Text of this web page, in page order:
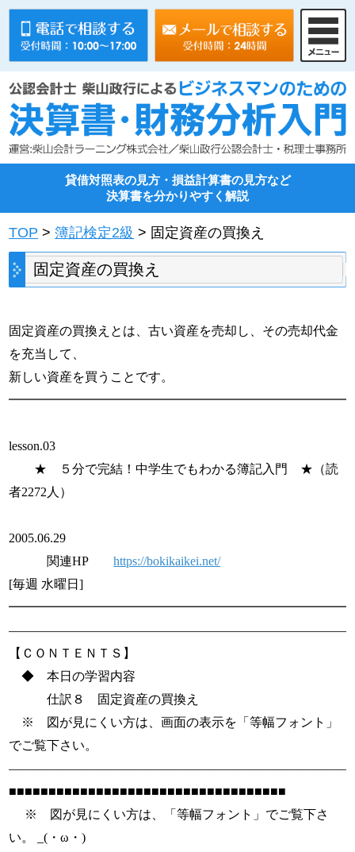
貸借対照表の見方・損益計算書の見方など
決算書を分かりやすく解説
TOP >簿記検定2級 > 固定資産の買換え
固定資産の買換え
固定資産の買換えとは、古い資産を売却し、その売却代金
を充当して、
新しい資産を買うことです。
lesson.03
★ ５分で完結！中学生でもわかる簿記入門 ★（読
者2272人）
2005.06.29
関連HPhttps://bokikaikei.net/
[毎週 水曜日]
【ＣＯＮＴＥＮＴＳ】
◆ 本日の学習内容
仕訳８ 固定資産の買換え
※ 図が見にくい方は、画面の表示を「等幅フォント」
でご覧下さい。
■■■■■■■■■■■■■■■■■■■■■■■■■■■■■■■■■■■
※ 図が見にくい方は、「等幅フォント」でご覧下さ
い。 _(・ω・)